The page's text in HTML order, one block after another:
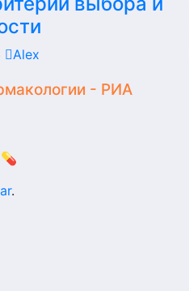
Alex
- РИА
.